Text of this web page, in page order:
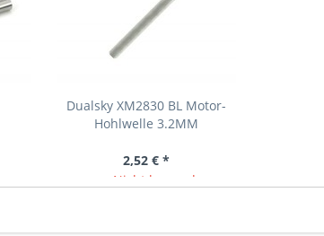
Dualsky XM2830 BL Motor-
Hohlwelle 3.2MM
2,52 € *
Nicht lagernd